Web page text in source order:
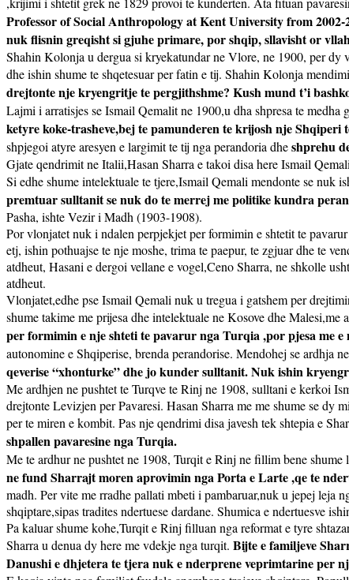
Professor of Social Anthropology at Kent University from
nuk flisnin greqisht si gjuhe primare, por shqip, sllavisht or
Shahin Kolonja u dergua si kryekatundar ne Vlore, ne 1900, per dy
dhe ishin shume te shqetesuar per fatin e tij. Shahin Kolonja
drejtonte nje kryengritje te pergjithshme? Kush mund t’i
Lajmi i arratisjes se Ismail Qemalit ne 1900,u dha shpresa te
ketyre koke-trasheve,bej te pamunderen te krijosh nje
shpjegoi atyre aresyen e largimit te tij nga perandoria dheshprehu
Gjate qendrimit ne Italii,Hasan Sharra e takoi disa here Ismail
Si edhe shume intelektuale te tjere,Ismail Qemali mendonte se nuk
premtuar sulltanit se nuk do te merrej me politike kundra
Pasha, ishte Vezir i Madh (1903-1908).
Por vlonjatet nuk i ndalen perpjekjet per formimin e shtetit te
etj, ishin pothuajse te nje moshe, trima te paepur, te zgjuar dhe te
atdheut, Hasani e dergoi vellane e vogel,Ceno Sharra, ne shkolle
atdheut.
Vlonjatet,edhe pse Ismail Qemali nuk u tregua i gatshem per
shume takime me prijesa dhe intelektuale ne Kosove dhe
per formimin e nje shteti te pavarur nga Turqia ,por pjesa me
autonomine e Shqiperise, brenda perandorise. Mendohej se ardhja
qeverise “xhonturke” dhe jo kunder sulltanit. Nuk ishin
Me ardhjen ne pushtet te Turqve te Rinj ne 1908, sulltani e kerkoi
drejtonte Levizjen per Pavaresi. Hasan Sharra me me shume se
per te miren e kombit. Pas nje qendrimi disa javesh tek shtepia e
shpallen pavaresine nga Turqia.
Me te ardhur ne pushtet ne 1908, Turqit e Rinj ne fillim bene
ne fund Sharrajt moren aprovimin nga Porta e Larte ,qe te
madh. Per vite me rradhe pallati mbeti i pambaruar,nuk u jepej leja
shqiptare,sipas tradites ndertuese dardane. Shumica e ndertuesve
Pa kaluar shume kohe,Turqit e Rinj filluan nga reformat e tyre
Sharra u denua dy here me vdekje nga turqit. Bijte e familjeve
Danushi e dhjetera te tjera nuk e nderprene veprimtarine per